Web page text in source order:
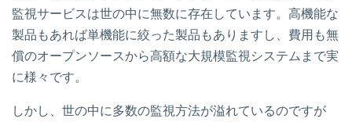
監視サービスは世の中に無数に存在しています。高機能な
製品もあれば単機能に絞った製品もありますし、費用も無
償のオープンソースから高額な大規模監視システムまで実
に様々です。
しかし、世の中に多数の監視方法が溢れているのですが